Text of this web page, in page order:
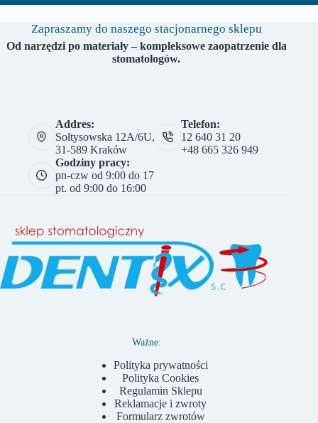
Zapraszamy do naszego stacjonarnego sklepu
Od narzędzi po materiały – kompleksowe zaopatrzenie dla
stomatologów.
Addres:
Sołtysowska 12A/6U,
31-589 Kraków
Telefon:
12 640 31 20
+48 665 326 949
Godziny pracy:
pn-czw od 9:00 do 17
pt. od 9:00 do 16:00
Ważne:
Polityka prywatności
Polityka Cookies
Regulamin Sklepu
Reklamacje i zwroty
Formularz zwrotów